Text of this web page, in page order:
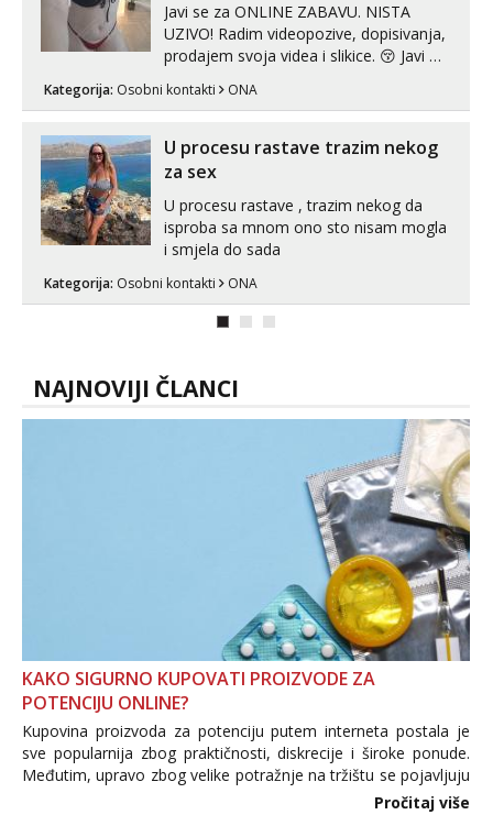
Javi se za ONLINE ZABAVU. NISTA
UZIVO! Radim videopozive, dopisivanja,
prodajem svoja videa i slikice. 😚 Javi mi
Telegram. +385 91 723 0045
Kategorija: Osobni kontakti ONA
U procesu rastave trazim nekog
za sex
U procesu rastave , trazim nekog da
isproba sa mnom ono sto nisam mogla
i smjela do sada
Kategorija: Osobni kontakti ONA
NAJNOVIJI ČLANCI
KAKO SIGURNO KUPOVATI PROIZVODE ZA
POTENCIJU ONLINE?
Kupovina proizvoda za potenciju putem interneta postala je
sve popularnija zbog praktičnosti, diskrecije i široke ponude.
Međutim, upravo zbog velike potražnje na tržištu se pojavljuju
i brojni krivotvoreni proizvodi, nepouzdane internetske
Pročitaj više